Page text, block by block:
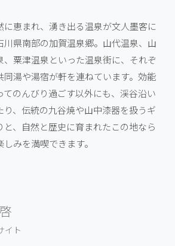
に恵まれ、湧き出る温泉が文人墨客に
川県南部の加賀温泉郷。山代温泉、山
、粟津温泉といった温泉街に、それぞ
同湯や湯宿が軒を連ねています。効能
てのんびり過ごす以外にも、渓谷沿い
り、伝統の九谷焼や山中漆器を扱うギ
と、自然と歴史に育まれたこの地なら
みを満喫できます。
イト